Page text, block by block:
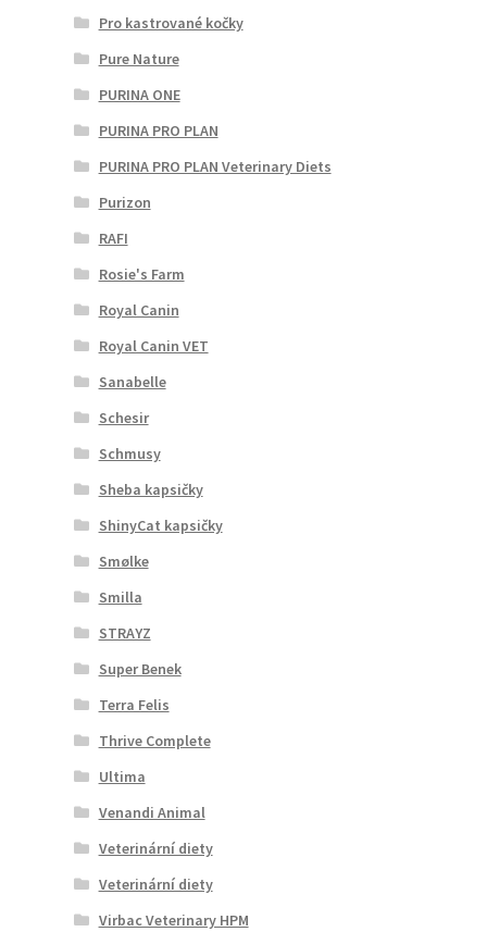
Pro kastrované kočky
Pure Nature
PURINA ONE
PURINA PRO PLAN
PURINA PRO PLAN Veterinary Diets
Purizon
RAFI
Rosie's Farm
Royal Canin
Royal Canin VET
Sanabelle
Schesir
Schmusy
Sheba kapsičky
ShinyCat kapsičky
Smølke
Smilla
STRAYZ
Super Benek
Terra Felis
Thrive Complete
Ultima
Venandi Animal
Veterinární diety
Veterinární diety
Virbac Veterinary HPM